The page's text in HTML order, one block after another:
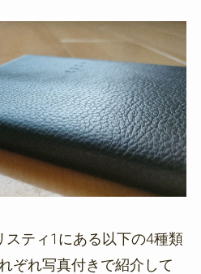
スティ1にある以下の4種類
ぞれ写真付きで紹介して